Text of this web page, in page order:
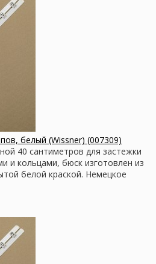
белый (Wissner) (007309)
40 сантиметров для застежки
и кольцами, бюск изготовлен из
белой краской. Немецкое